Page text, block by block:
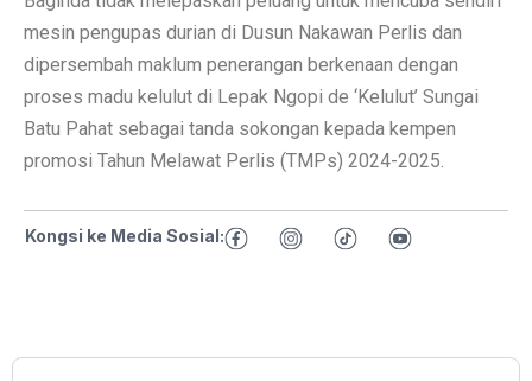
mesin pengupas durian di Dusun Nakawan Perlis dan
dipersembah maklum penerangan berkenaan dengan
proses madu kelulut di Lepak Ngopi de ‘Kelulut’ Sungai
Batu Pahat sebagai tanda sokongan kepada kempen
promosi Tahun Melawat Perlis (TMPs) 2024-2025.
Kongsi ke Media Sosial: